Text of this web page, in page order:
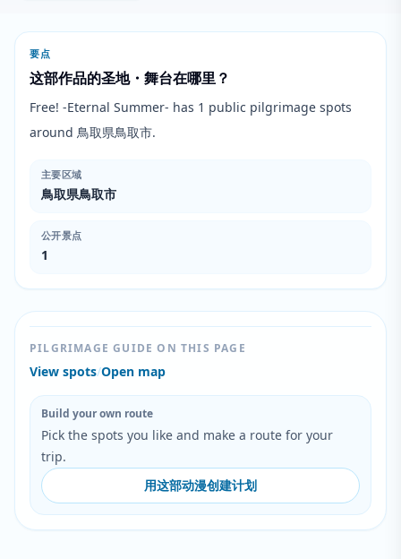
要点
这部作品的圣地・舞台在哪里？
Free! -Eternal Summer- has 1 public pilgrimage spots
around 鳥取県鳥取市.
主要区域
鳥取県鳥取市
公开景点
1
PILGRIMAGE GUIDE ON THIS PAGE
View spots/Open map
Build your own route
Pick the spots you like and make a route for your
trip.
用这部动漫创建计划